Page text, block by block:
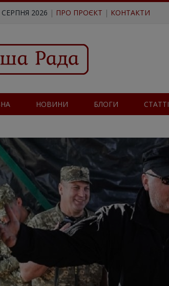
2026 | ПРО ПРОЄКТ | КОНТАКТИ
НОВИНИ БЛОГИ СТАТТІ